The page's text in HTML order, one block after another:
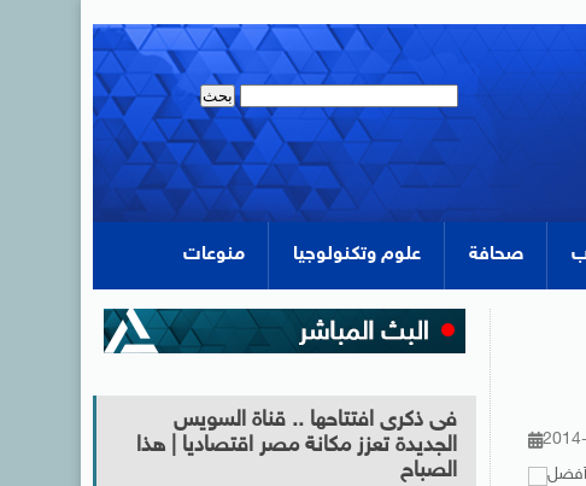
صحافة علوم وتكنولوجيا منوعات
فى ذكرى افتتاحها .. قناة السويس
الجديدة تعزز مكانة مصر اقتصاديا | هذا
الصباح